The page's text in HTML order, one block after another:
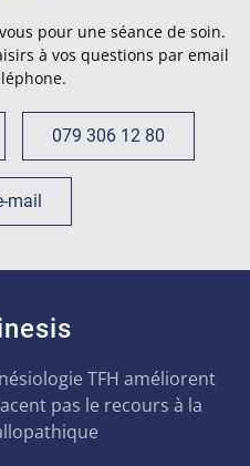
pour une séance de soin.
à vos questions par email
079 306 12 80
mail
TFH améliorent
pas le recours à la